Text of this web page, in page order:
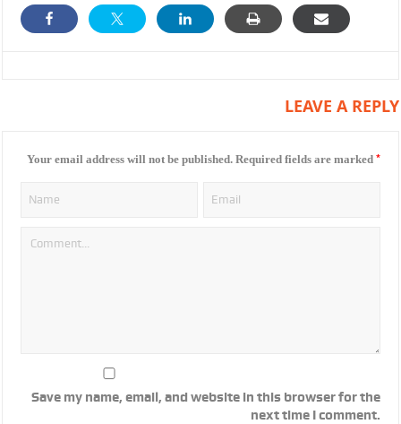
LEAVE A REPLY
Your email address will not be published. Required fields are marked *
Save my name, email, and website in this browser for the
next time I comment.